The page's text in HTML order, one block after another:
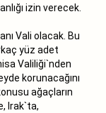
izin verecek.
Vali olacak. Bu
yüz adet
Valiliği`nden
korunacağını
ağaçların
Irak`ta,